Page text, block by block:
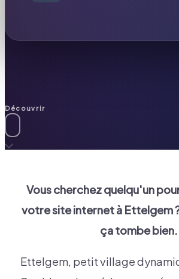
Découvrir
Vous cherchez quelqu'un
votre site internet à Ettelgem
ça tombe bien.
Ettelgem, petit village